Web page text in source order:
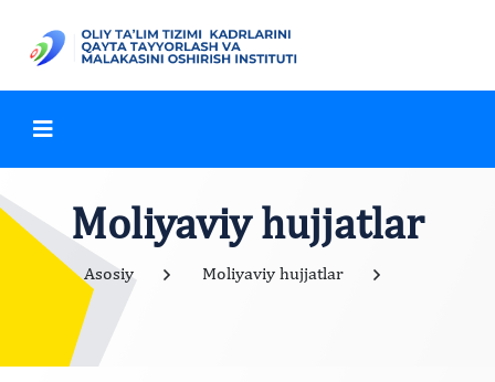
Moliyaviy hujjatlar
Asosiy Moliyaviy hujjatlar